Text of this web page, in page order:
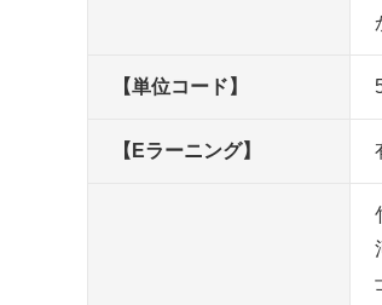
【単位コード】
【Eラーニング】